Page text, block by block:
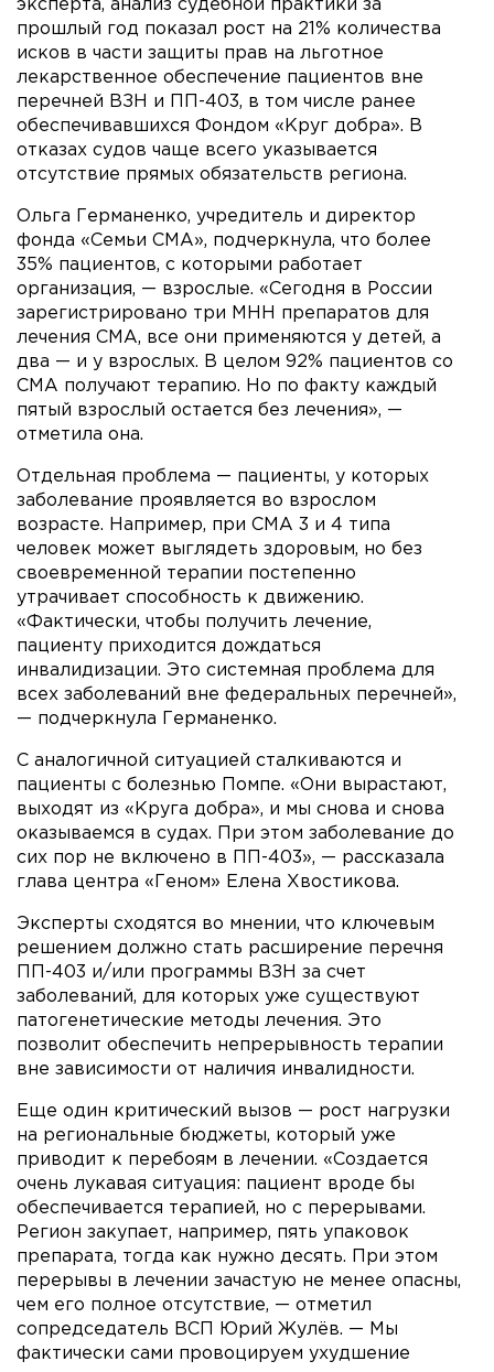
эксперта, анализ судебной практики за
прошлый год показал рост на 21% количества
исков в части защиты прав на льготное
лекарственное обеспечение пациентов вне
перечней ВЗН и ПП-403, в том числе ранее
обеспечивавшихся Фондом «Круг добра». В
отказах судов чаще всего указывается
отсутствие прямых обязательств региона.
Ольга Германенко, учредитель и директор
фонда «Семьи СМА», подчеркнула, что более
35% пациентов, с которыми работает
организация, — взрослые. «Сегодня в России
зарегистрировано три МНН препаратов для
лечения СМА, все они применяются у детей, а
два — и у взрослых. В целом 92% пациентов со
СМА получают терапию. Но по факту каждый
пятый взрослый остается без лечения», —
отметила она.
Отдельная проблема — пациенты, у которых
заболевание проявляется во взрослом
возрасте. Например, при СМА 3 и 4 типа
человек может выглядеть здоровым, но без
своевременной терапии постепенно
утрачивает способность к движению.
«Фактически, чтобы получить лечение,
пациенту приходится дождаться
инвалидизации. Это системная проблема для
всех заболеваний вне федеральных перечней»,
— подчеркнула Германенко.
С аналогичной ситуацией сталкиваются и
пациенты с болезнью Помпе. «Они вырастают,
выходят из «Круга добра», и мы снова и снова
оказываемся в судах. При этом заболевание до
сих пор не включено в ПП-403», — рассказала
глава центра «Геном» Елена Хвостикова.
Эксперты сходятся во мнении, что ключевым
решением должно стать расширение перечня
ПП-403 и/или программы ВЗН за счет
заболеваний, для которых уже существуют
патогенетические методы лечения. Это
позволит обеспечить непрерывность терапии
вне зависимости от наличия инвалидности.
Еще один критический вызов — рост нагрузки
на региональные бюджеты, который уже
приводит к перебоям в лечении. «Создается
очень лукавая ситуация: пациент вроде бы
обеспечивается терапией, но с перерывами.
Регион закупает, например, пять упаковок
препарата, тогда как нужно десять. При этом
перерывы в лечении зачастую не менее опасны,
чем его полное отсутствие, — отметил
сопредседатель ВСП Юрий Жулёв. — Мы
фактически сами провоцируем ухудшение